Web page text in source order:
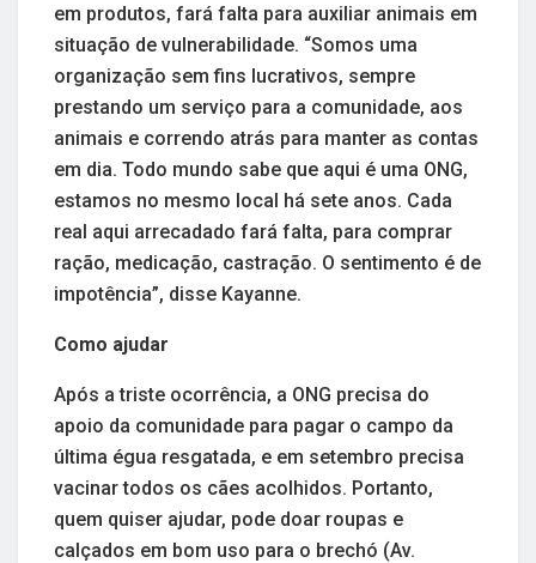
em produtos, fará falta para auxiliar animais em
situação de vulnerabilidade. “Somos uma
organização sem fins lucrativos, sempre
prestando um serviço para a comunidade, aos
animais e correndo atrás para manter as contas
em dia. Todo mundo sabe que aqui é uma ONG,
estamos no mesmo local há sete anos. Cada
real aqui arrecadado fará falta, para comprar
ração, medicação, castração. O sentimento é de
impotência”, disse Kayanne.
Como ajudar
Após a triste ocorrência, a ONG precisa do
apoio da comunidade para pagar o campo da
última égua resgatada, e em setembro precisa
vacinar todos os cães acolhidos. Portanto,
quem quiser ajudar, pode doar roupas e
calçados em bom uso para o brechó (Av.